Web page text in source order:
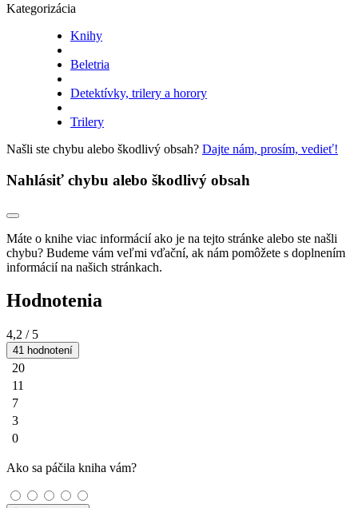
Kategorizácia
Knihy
Beletria
Detektívky, trilery a horory
Trilery
Našli ste chybu alebo škodlivý obsah? Dajte nám, prosím, vedieť!
Nahlásiť chybu alebo škodlivý obsah
Máte o knihe viac informácií ako je na tejto stránke alebo ste našli
chybu? Budeme vám veľmi vďační, ak nám pomôžete s doplnením
informácií na našich stránkach.
Hodnotenia
4,2 / 5
41 hodnotení
20
11
7
3
0
Ako sa páčila kniha vám?